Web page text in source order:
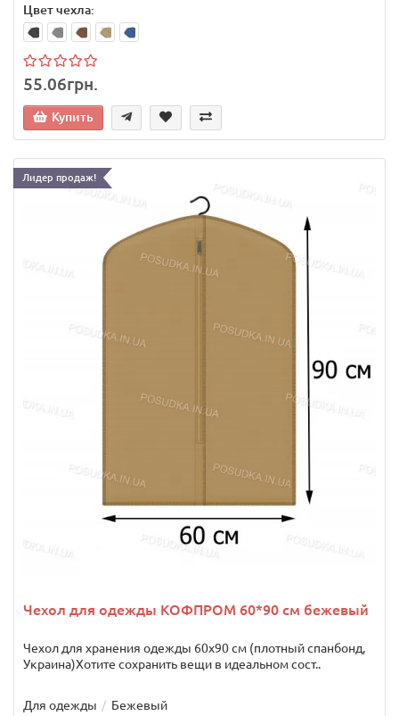
Цвет чехла:
55.06грн.
Купить
Лидер продаж!
Чехол для одежды КОФПРОМ 60*90 см бежевый
Чехол для хранения одежды 60х90 см (плотный спанбонд,
Украина)Хотите сохранить вещи в идеальном сост..
Для одежды Бежевый